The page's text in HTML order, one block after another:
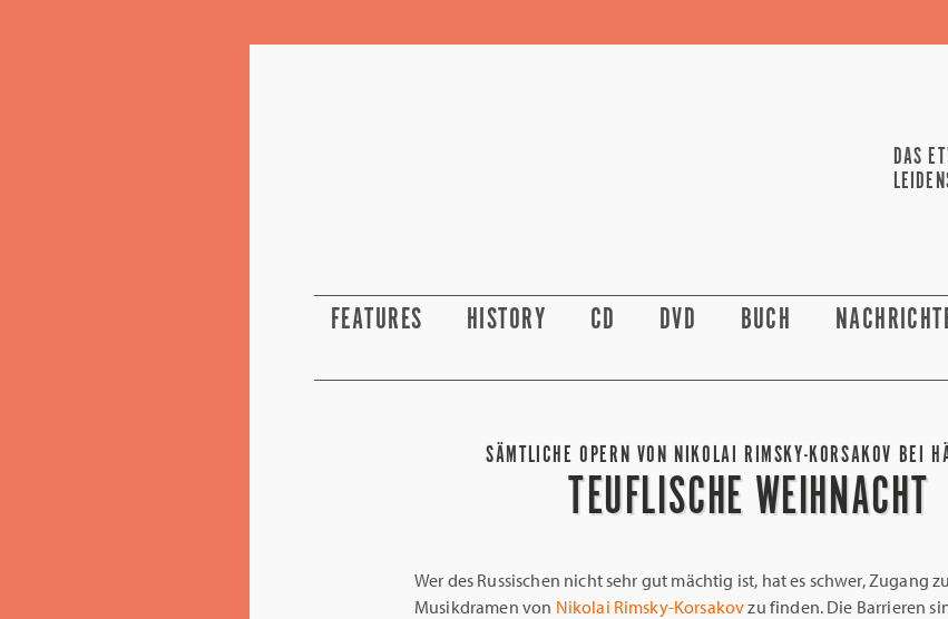
DAS
FEATURES HISTORY CD DVD BUCH
SÄMTLICHE OPERN VON NIKOLAI RIMSKY-KORSAKOV BEI
TEUFLISCHE WEIHNACHT
Wer des Russischen nicht sehr gut mächtig ist, hat es schwer, Zugang
Musikdramen von Nikolai Rimsky-Korsakovzu finden. Die Barrieren